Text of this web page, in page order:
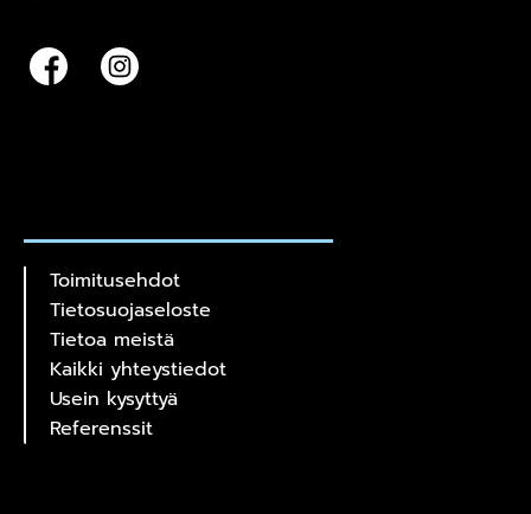
Toimitusehdot
Tietosuojaseloste
Tietoa meistä
Kaikki yhteystiedot
Usein kysyttyä
Referenssit